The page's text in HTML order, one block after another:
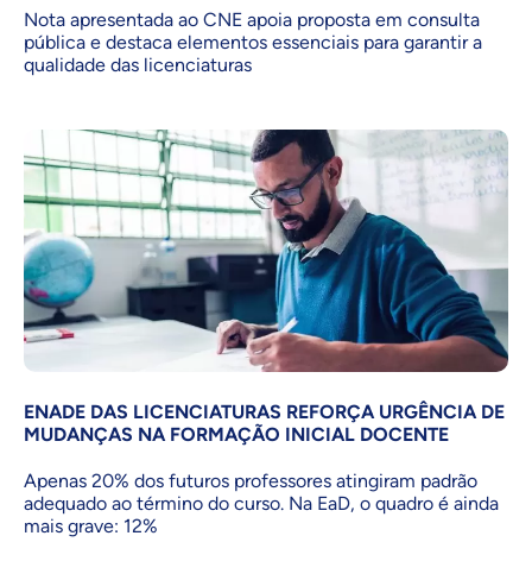
Nota apresentada ao CNE apoia proposta em consulta
pública e destaca elementos essenciais para garantir a
qualidade das licenciaturas
ENADE DAS LICENCIATURAS REFORÇA URGÊNCIA DE
MUDANÇAS NA FORMAÇÃO INICIAL DOCENTE
Apenas 20% dos futuros professores atingiram padrão
adequado ao término do curso. Na EaD, o quadro é ainda
mais grave: 12%